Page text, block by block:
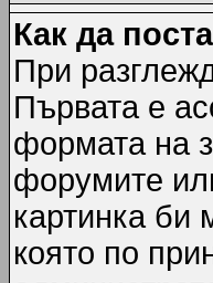
Как да
При
Първата е
формата на
форумите
картинка би
която по